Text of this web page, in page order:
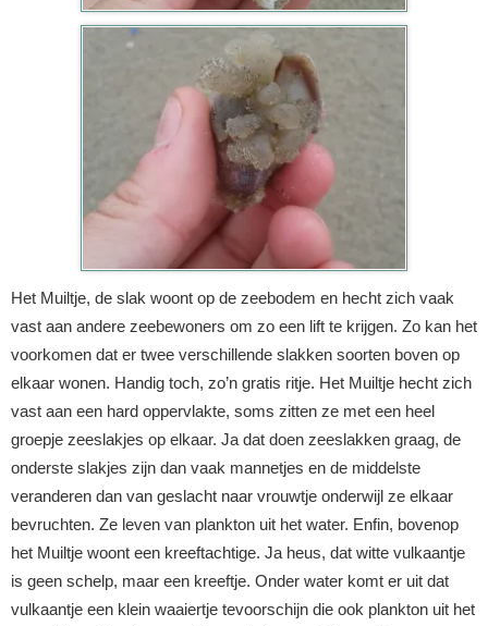
Het Muiltje, de slak woont op de zeebodem en hecht zich vaak
vast aan andere zeebewoners om zo een lift te krijgen. Zo kan het
voorkomen dat er twee verschillende slakken soorten boven op
elkaar wonen. Handig toch, zo’n gratis ritje. Het Muiltje hecht zich
vast aan een hard oppervlakte, soms zitten ze met een heel
groepje zeeslakjes op elkaar. Ja dat doen zeeslakken graag, de
onderste slakjes zijn dan vaak mannetjes en de middelste
veranderen dan van geslacht naar vrouwtje onderwijl ze elkaar
bevruchten. Ze leven van plankton uit het water. Enfin, bovenop
het Muiltje woont een kreeftachtige. Ja heus, dat witte vulkaantje
is geen schelp, maar een kreeftje. Onder water komt er uit dat
vulkaantje een klein waaiertje tevoorschijn die ook plankton uit het